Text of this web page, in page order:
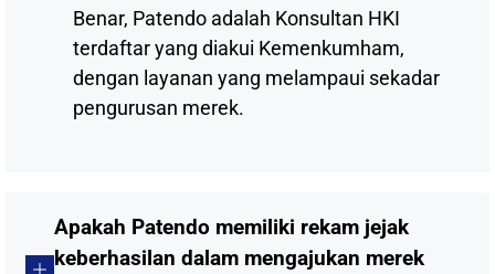
Benar, Patendo adalah Konsultan HKI
terdaftar yang diakui Kemenkumham,
dengan layanan yang melampaui sekadar
pengurusan merek.
Apakah Patendo memiliki rekam jejak
keberhasilan dalam mengajukan merek